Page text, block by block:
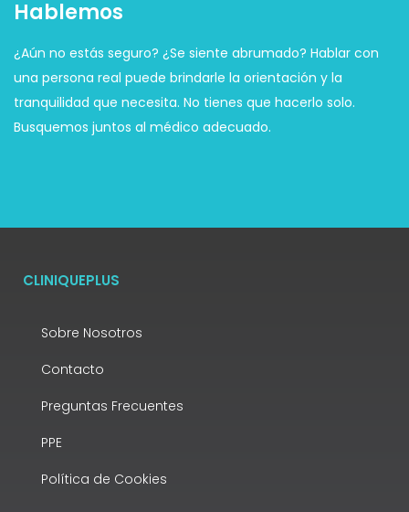
Hablemos
¿Aún no estás seguro? ¿Se siente abrumado? Hablar con
una persona real puede brindarle la orientación y la
tranquilidad que necesita. No tienes que hacerlo solo.
Busquemos juntos al médico adecuado.
CLINIQUEPLUS
Sobre Nosotros
Contacto
Preguntas Frecuentes
PPE
Política de Cookies